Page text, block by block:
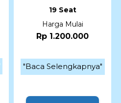
19 Seat
Harga Mulai
Rp 1.200.000
"Baca Selengkapnya"